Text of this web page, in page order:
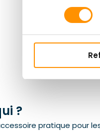
consentement
?
pratique pour